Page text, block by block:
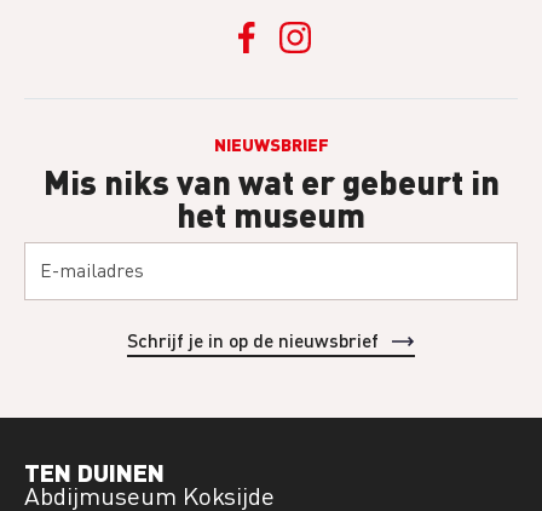
NIEUWSBRIEF
Mis niks van wat er gebeurt in
het museum
TEN DUINEN
Abdijmuseum Koksijde